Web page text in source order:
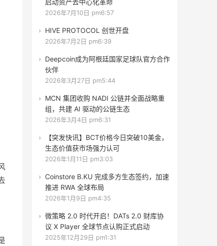
启动资产去中心化革命
2026年7月10日 pm6:57
HIVE PROTOCOL 创世开盘
2026年7月2日 pm6:39
Deepcoin成为阿根廷国家足球队官方合作
伙伴
2026年3月27日 pm5:44
MCN 集团收购 NADI 公链并全面战略重
组，共建 AI 驱动的公链生态
2026年3月4日 pm6:31
【突发快讯】BCT价格今日突破10美金，
生态价值获市场强力认可
2026年1月11日 pm3:03
Coinstore B.KU 完成多方生态签约，加速
推进 RWA 全球布局
2026年1月9日 pm4:35
微策略 2.0 时代开启！DATs 2.0 财库协
议 X Player 全球节点认购正式启动
2025年12月29日 pm1:31